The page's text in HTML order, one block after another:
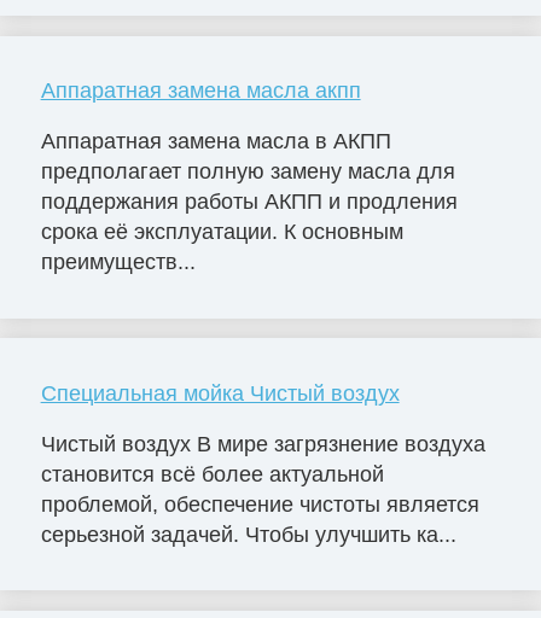
Аппаратная замена масла акпп
Аппаратная замена масла в АКПП
предполагает полную замену масла для
поддержания работы АКПП и продления
срока её эксплуатации. К основным
преимуществ...
Специальная мойка Чистый воздух
Чистый воздух В мире загрязнение воздуха
становится всё более актуальной
проблемой, обеспечение чистоты является
серьезной задачей. Чтобы улучшить ка...